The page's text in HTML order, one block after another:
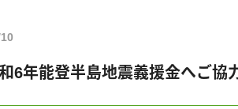
6年能登半島地震義援金へご協